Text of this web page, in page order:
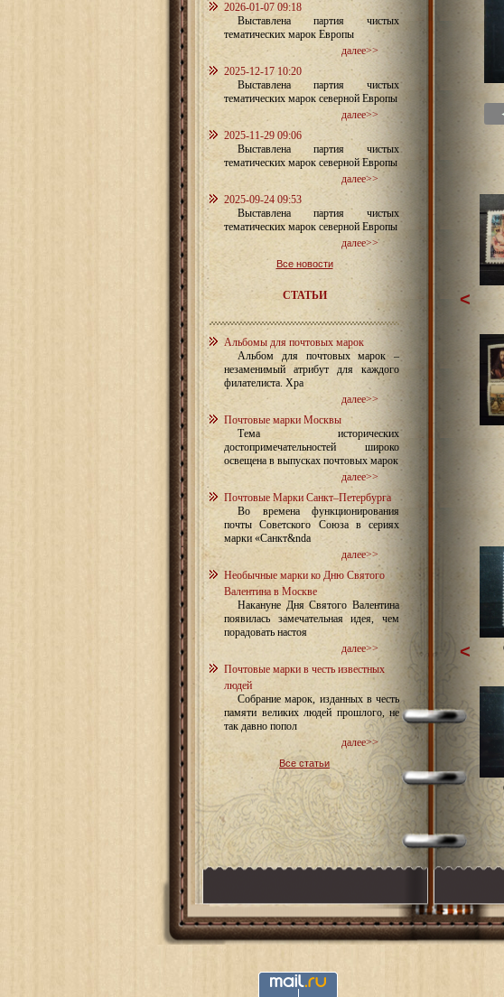
2026-01-07 09:18
Выставлена партия чистых
тематических марок Европы
далее>>
2025-12-17 10:20
Выставлена партия чистых
тематических марок северной Европы
далее>>
2025-11-29 09:06
Выставлена партия чистых
тематических марок северной Европы
далее>>
2025-09-24 09:53
Выставлена партия чистых
тематических марок северной Европы
далее>>
Все новости
СТАТЬИ
Альбомы для почтовых марок
Альбом для почтовых марок –
незаменимый атрибут для каждого
филателиста. Хра
далее>>
Почтовые марки Москвы
Тема исторических
достопримечательностей широко
освещена в выпусках почтовых марок
далее>>
Почтовые Марки Санкт–Петербурга
Во времена функционирования
почты Советского Союза в сериях
марки «Санкт&nda
далее>>
Необычные марки ко Дню Святого
Валентина в Москве
Накануне Дня Святого Валентина
появилась замечательная идея, чем
порадовать настоя
далее>>
Почтовые марки в честь известных
людей
Собрание марок, изданных в честь
памяти великих людей прошлого, не
так давно попол
далее>>
Все статьи
<
<